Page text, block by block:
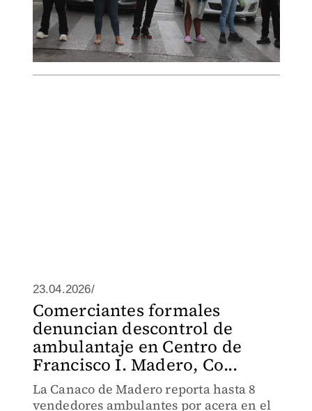
23.04.2026/
Comerciantes formales
denuncian descontrol de
ambulantaje en Centro de
Francisco I. Madero, Co...
La Canaco de Madero reporta hasta 8
vendedores ambulantes por acera en el